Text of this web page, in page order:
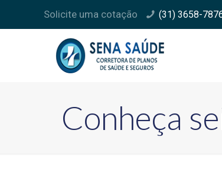
Solicite uma cotação (31) 3658-
Conheça